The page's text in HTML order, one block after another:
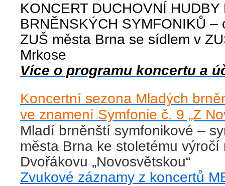
KONCERT DUCHOVNÍ HUDBY
BRNĚNSKÝCH SYMFONIKŮ –
ZUŠ města Brna se sídlem v
Mrkose
Více o programu koncertu a
Koncertní sezona Mladých
ve znamení Symfonie č. 9 „Z
Mladí brněnští symfonikové –
města Brna ke stoletému
Dvořákovu „Novosvětskou“
Zvukové záznamy z koncertů